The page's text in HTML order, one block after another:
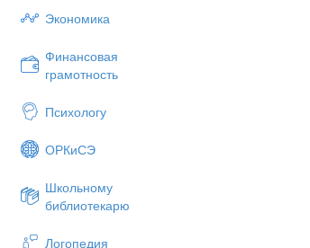
Экономика
Финансовая
грамотность
Психологу
ОРКиСЭ
Школьному
библиотекарю
Логопедия